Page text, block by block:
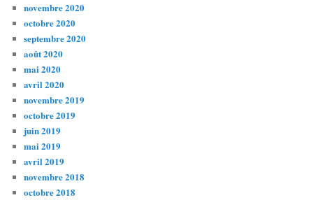
novembre 2020
octobre 2020
septembre 2020
août 2020
mai 2020
avril 2020
novembre 2019
octobre 2019
juin 2019
mai 2019
avril 2019
novembre 2018
octobre 2018